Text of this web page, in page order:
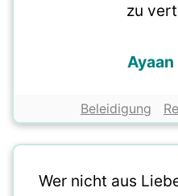
zu
Beleidigung
Wer nicht aus